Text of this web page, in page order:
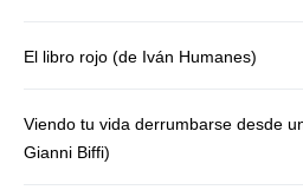
El libro rojo (de Iván Humanes)
Viendo tu vida derrumbarse desde
Gianni Biffi)